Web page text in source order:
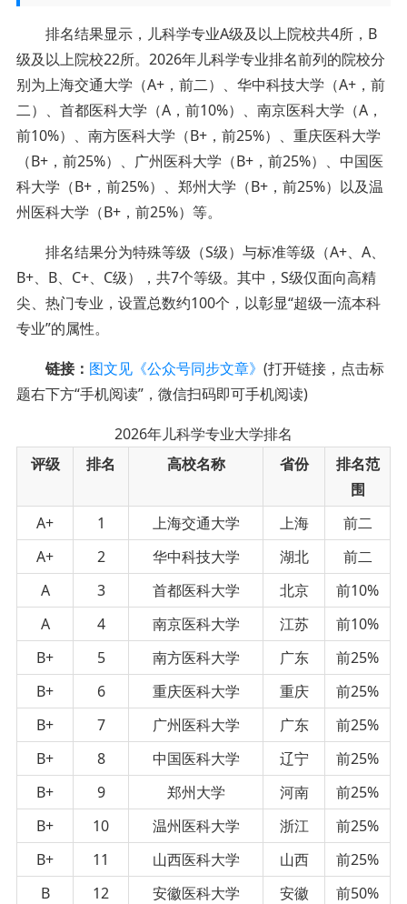
排名结果显示，儿科学专业A级及以上院校共4所，B
级及以上院校22所。2026年儿科学专业排名前列的院校分
别为上海交通大学（A+，前二）、华中科技大学（A+，前
二）、首都医科大学（A，前10%）、南京医科大学（A，
前10%）、南方医科大学（B+，前25%）、重庆医科大学
（B+，前25%）、广州医科大学（B+，前25%）、中国医
科大学（B+，前25%）、郑州大学（B+，前25%）以及温
州医科大学（B+，前25%）等。
排名结果分为特殊等级（S级）与标准等级（A+、A、
B+、B、C+、C级），共7个等级。其中，S级仅面向高精
尖、热门专业，设置总数约100个，以彰显“超级一流本科
专业”的属性。
链接： 图文见《公众号同步文章》 (打开链接，点击标
题右下方“手机阅读”，微信扫码即可手机阅读)
2026年儿科学专业大学排名
评级
排名 高校名称 省份
排名范
围
A+
1 上海交通大学 上海
前二
A+
2 华中科技大学 湖北
前二
A
3 首都医科大学 北京
前10%
A
4 南京医科大学 江苏
前10%
B+
5 南方医科大学 广东
前25%
B+
6 重庆医科大学 重庆
前25%
B+
7 广州医科大学 广东
前25%
B+
8 中国医科大学 辽宁
前25%
B+
9 郑州大学 河南
前25%
B+
10 温州医科大学 浙江
前25%
B+
11 山西医科大学 山西
前25%
B
12 安徽医科大学 安徽
前50%